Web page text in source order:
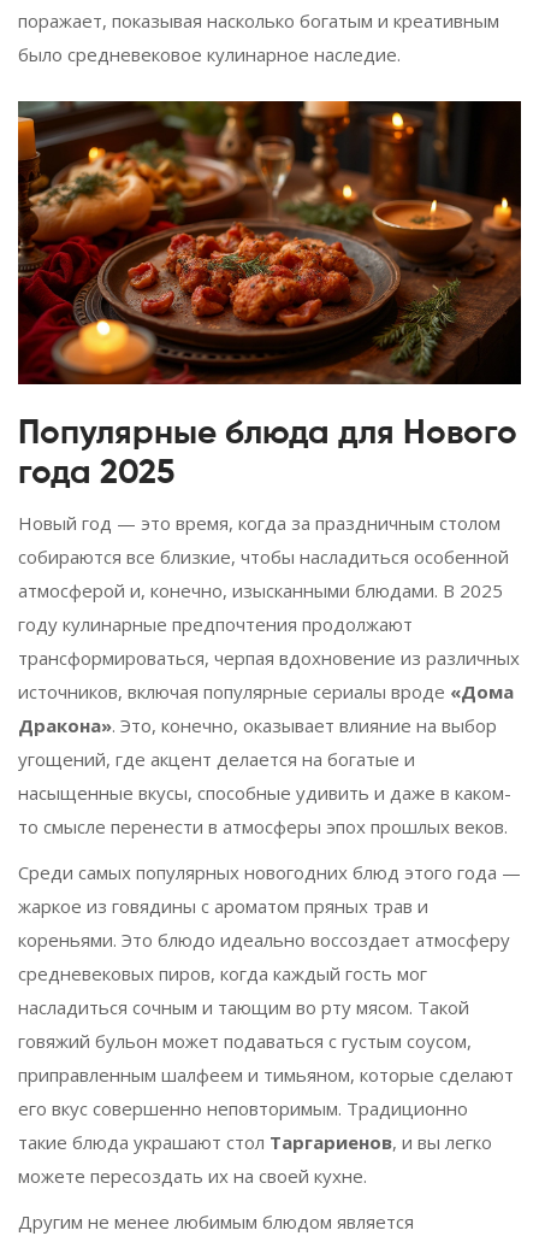
поражает, показывая насколько богатым и креативным
было средневековое кулинарное наследие.
Популярные блюда для Нового
года 2025
Новый год — это время, когда за праздничным столом
собираются все близкие, чтобы насладиться особенной
атмосферой и, конечно, изысканными блюдами. В 2025
году кулинарные предпочтения продолжают
трансформироваться, черпая вдохновение из различных
источников, включая популярные сериалы вроде «Дома
Дракона». Это, конечно, оказывает влияние на выбор
угощений, где акцент делается на богатые и
насыщенные вкусы, способные удивить и даже в каком-
то смысле перенести в атмосферы эпох прошлых веков.
Среди самых популярных новогодних блюд этого года —
жаркое из говядины с ароматом пряных трав и
кореньями. Это блюдо идеально воссоздает атмосферу
средневековых пиров, когда каждый гость мог
насладиться сочным и тающим во рту мясом. Такой
говяжий бульон может подаваться с густым соусом,
приправленным шалфеем и тимьяном, которые сделают
его вкус совершенно неповторимым. Традиционно
такие блюда украшают стол Таргариенов, и вы легко
можете пересоздать их на своей кухне.
Другим не менее любимым блюдом является